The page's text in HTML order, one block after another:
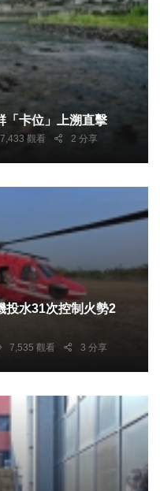
「卡位」上溯直擊
7,433 觀看 2 分享
投水31次控制火勢2
7,535 觀看 3 分享